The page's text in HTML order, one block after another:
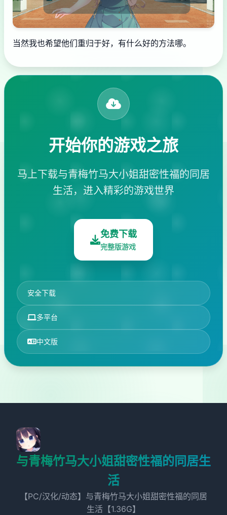
当然我也希望他们重归于好，有什么好的方法哪。
开始你的游戏之旅
马上下载与青梅竹马大小姐甜密性福的同居
生活，进入精彩的游戏世界
免费下载
完整版游戏
安全下载
多平台
中文版
与青梅竹马大小姐甜密性福的同居生
活
【PC/汉化/动态】与青梅竹马大小姐甜密性福的同居
生活【1.36G】